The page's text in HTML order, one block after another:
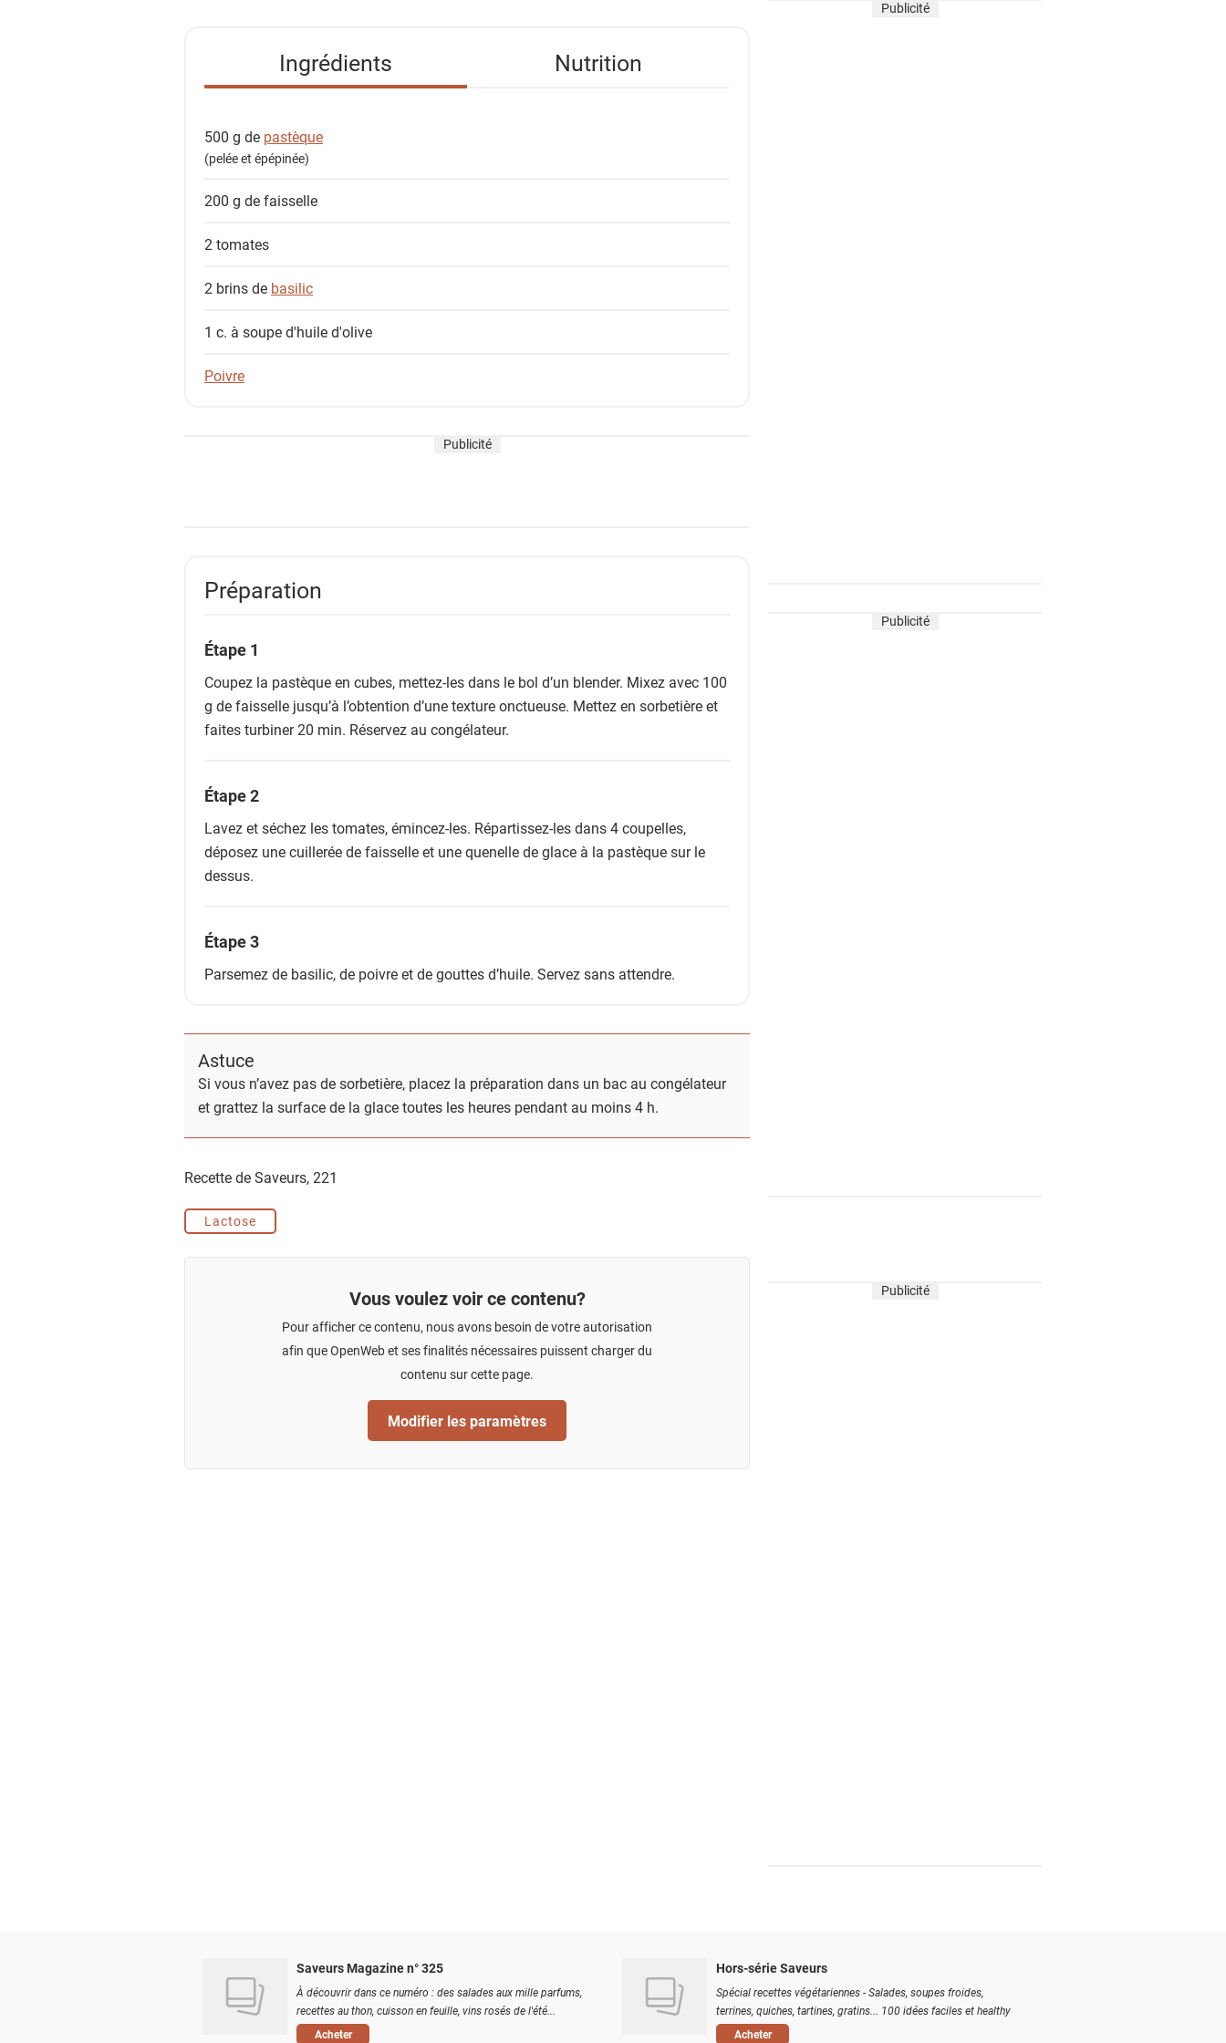
Ingrédients Nutrition
500 g de pastèque
(pelée et épépinée)
200 g defaisselle
2 tomates
2 brins de basilic
1 c. à souped'huile d'olive
Poivre
Publicité
Préparation
Étape 1
Coupez la pastèque en cubes, mettez-les dans le bol d’un blender. Mixez avec 100
g de faisselle jusqu’à l’obtention d’une texture onctueuse. Mettez en sorbetière et
faites turbiner 20 min. Réservez au congélateur.
Étape 2
Lavez et séchez les tomates, émincez-les. Répartissez-les dans 4 coupelles,
déposez une cuillerée de faisselle et une quenelle de glace à la pastèque sur le
dessus.
Étape 3
Parsemez de basilic, de poivre et de gouttes d’huile. Servez sans attendre.
Astuce
Si vous n’avez pas de sorbetière, placez la préparation dans un bac au congélateur
et grattez la surface de la glace toutes les heures pendant au moins 4 h.
Recette de Saveurs,221
Lactose
Vous voulez voir ce contenu?
Pour afficher ce contenu, nous avons besoin de votre autorisation
afin que OpenWeb et ses finalités nécessaires puissent charger du
contenu sur cette page.
Modifier les paramètres
Publicité
Publicité
Publicité
Saveurs Magazine n° 325
À découvrir dans ce numéro : des salades aux mille parfums,
recettes au thon, cuisson en feuille, vins rosés de l'été...
Acheter
Hors-série Saveurs
Spécial recettes végétariennes - Salades, soupes froides,
terrines, quiches, tartines, gratins... 100 idées faciles et healthy
Acheter